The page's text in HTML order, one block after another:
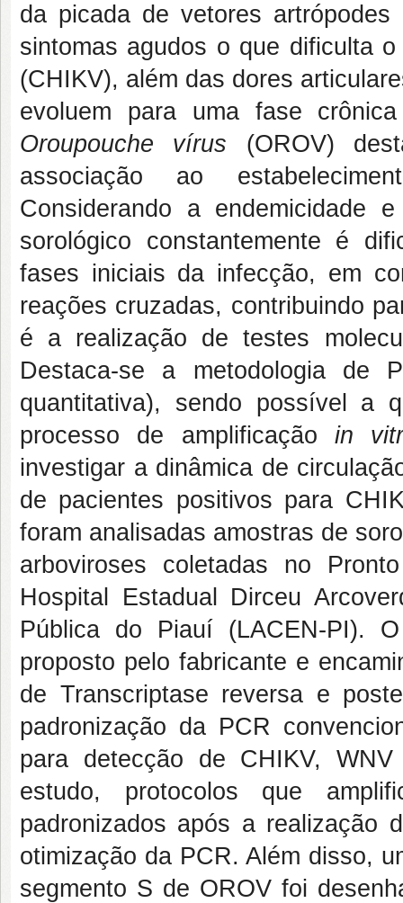
da picada de vetores artrópodes
sintomas agudos o que dificulta
(CHIKV), além das dores
evoluem para uma fase
Oroupouche vírus (OROV)
associação ao
Considerando a endemicidade
sorológico constantemente é
fases iniciais da infecção, em
reações cruzadas, contribuindo
é a realização de testes
Destaca-se a metodologia de
quantitativa), sendo possível a
processo de amplificação in
investigar a dinâmica de
de pacientes positivos para
foram analisadas amostras de
arboviroses coletadas no
Hospital Estadual Dirceu
Pública do Piauí (LACEN-PI).
proposto pelo fabricante e
de Transcriptase reversa e
padronização da PCR
para detecção de CHIKV,
estudo, protocolos que
padronizados após a realização
otimização da PCR. Além disso,
segmento S de OROV foi